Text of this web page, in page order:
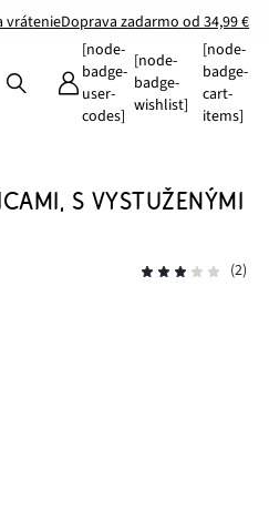
vrátenieDoprava zadarmo od 34,99 €
[node-
badge-
user-
codes]
[node-
badge-
wishlist]
[node-
badge-
cart-
items]
S VYSTUŽENÝMI
(2)